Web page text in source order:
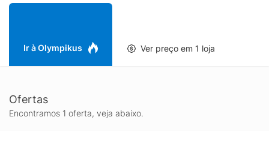
expansão do EVA para alcançar máxima resposta,
impulsão. Este EVA é leve e de baixa densidade, garantindo
Ir à Olympikus Ver preço em 1 loja
Ofertas
Encontramos 1 oferta, veja abaixo.